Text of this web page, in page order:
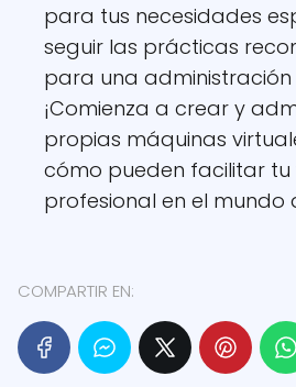
para tus necesidades
seguir las prácticas
para una administración
¡Comienza a crear y
propias máquinas
cómo pueden facilitar tu
profesional en el mundo
COMPARTIR EN: